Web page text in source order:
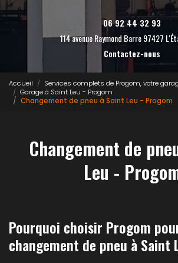
06 92 44 32 93
114 avenue Raymond Barre 97427
Contactez-nous
Accueil
Services complets de Progom, votre
Garage à Saint Leu - Progom
Changement de pneu à Saint Leu - Progom
Changement de
Leu -
Pourquoi choisir Progom
changement de pneu à Saint